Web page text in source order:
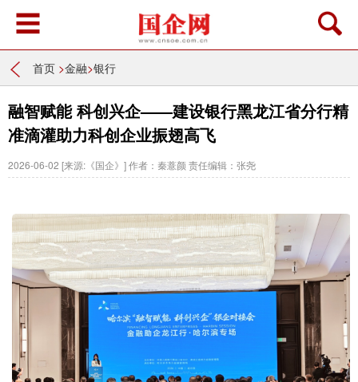
首页 >金融>银行
融智赋能 科创兴企——建设银行黑龙江省分行精
准滴灌助力科创企业振翅高飞
2026-06-02 [来源:《国企》]作者：秦薏颜 责任编辑：张尧